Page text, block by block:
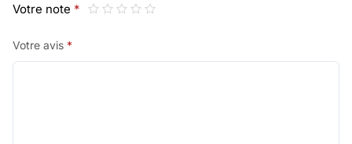
Votre note *
Votre avis *